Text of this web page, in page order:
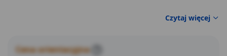
Czytaj więcej
Cena orientacyjna